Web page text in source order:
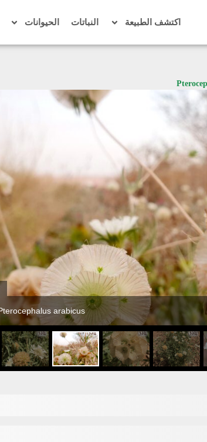
اكتشف الطبيعة النباتات الحيوانات
arabicus